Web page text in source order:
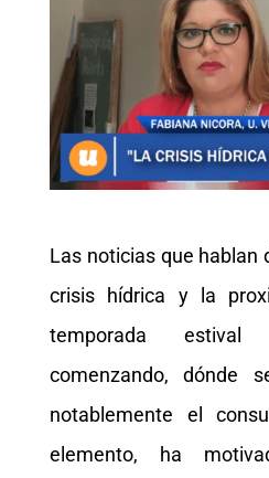
Las noticias que hablan
crisis hídrica y la
temporada
comenzando, dónde
notablemente el
elemento, ha